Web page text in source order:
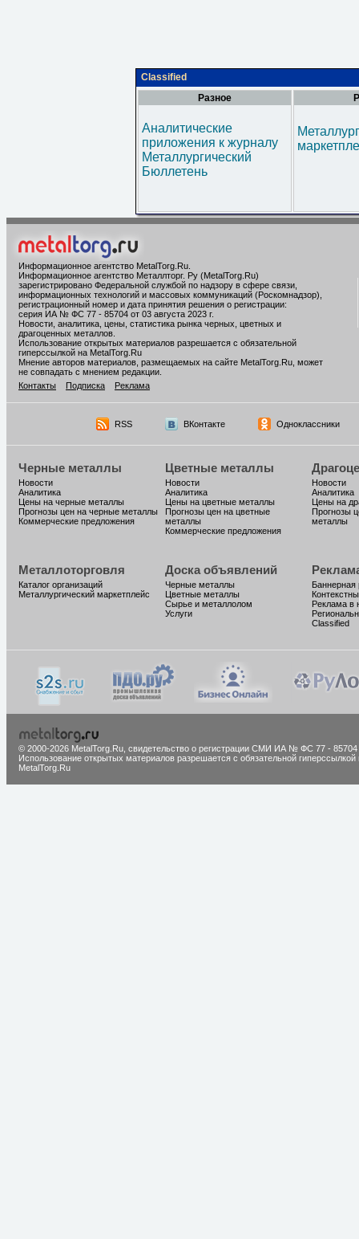
Classified
Разное
Аналитические
приложения к журналу
Металлургический
Бюллетень
Информационное агентство MetalTorg.Ru
Информационное агентство Металлторг. Ру (MetalTorg.Ru)
зарегистрировано Федеральной службой по надзору в сфере связи,
информационных технологий и массовых коммуникаций (Роскомнадзор),
регистрационный номер и дата принятия решения о регистрации:
серия ИА № ФС 77 - 85704 от 03 августа 2023 г.
Новости, аналитика, цены, статистика рынка черных, цветных и
драгоценных металлов.
Использование открытых материалов разрешается с обязательной
гиперссылкой на MetalTorg.Ru
Мнение авторов материалов, размещаемых на сайте MetalTorg.Ru, может
не совпадать с мнением редакции.
Контакты
Подписка Реклама
RSS ВКонтакте Одноклассники
Черные металлы
Новости
Аналитика
Цены на черные металлы
Прогнозы цен на черные металлы
Коммерческие предложения
Цветные металлы
Новости
Аналитика
Цены на цветные металлы
Прогнозы цен на цветные
металлы
Коммерческие предложения
Новости
Аналитика
Цены на
Прогнозы
металлы
Металлоторговля
Каталог организаций
Металлургический маркетплейс
Доска объявлений
Черные металлы
Цветные металлы
Сырье и металлолом
Услуги
Баннерная
Реклама в
Classified
© 2000-2026 MetalTorg.Ru, cвидетельство о регистрации СМИ ИА № ФС 77 - 85704
Использование открытых материалов разрешается с обязательной гиперссылкой
MetalTorg.Ru